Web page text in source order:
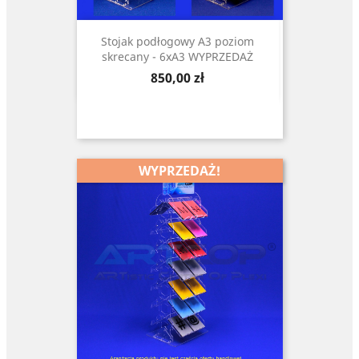
Stojak podłogowy A3 poziom
skrecany - 6xA3 WYPRZEDAŻ
Cena
850,00 zł
WYPRZEDAŻ!